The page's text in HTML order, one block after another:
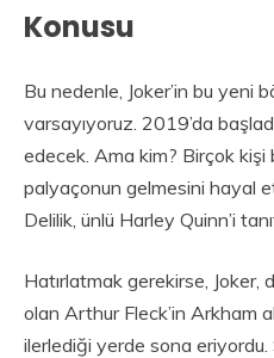
Konusu
Bu nedenle, Joker’in bu yeni
varsayıyoruz. 2019’da
edecek. Ama kim? Birçok
palyaçonun gelmesini hayal
Delilik, ünlü Harley Quinn’i
Hatırlatmak gerekirse, Joker,
olan Arthur Fleck’in Arkham
ilerlediği yerde sona